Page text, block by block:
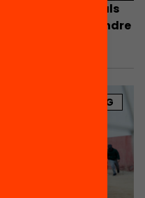
socioemocionals
en podem aprendre
BLOG